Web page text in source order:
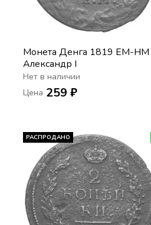
Монета Денга 1819 ЕМ-НМ
Александр I
Нет в наличии
Цена 259 ₽
РАСПРОДАНО